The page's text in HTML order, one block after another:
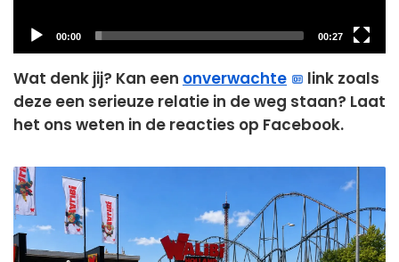
Current
00:00
Total
duration
00:27
Wat denk jij? Kan een onverwachte
link zoals
deze een serieuze relatie in de weg staan? Laat
het ons weten in de reacties op Facebook.